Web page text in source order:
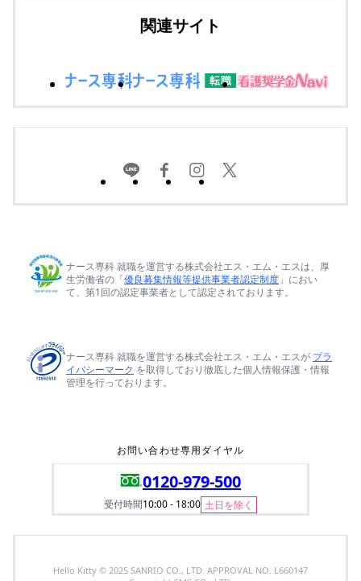
関連サイト
ナース専科 就職を運営する株式会社エス・エム・エスは、厚
生労働省の「優良募集情報等提供事業者認定制度 」におい
て、第1回の認定事業者として認定されております。
ナース専科 就職を運営する株式会社エス・エム・エスが プラ
イバシーマーク を取得しており徹底した個人情報保護・情報
管理を行っております。
お問い合わせ専用ダイヤル
0120-979-500
受付時間10:00 - 18:00 土日を除く
Hello Kitty © 2025 SANRIO CO., LTD. APPROVAL NO. L660147